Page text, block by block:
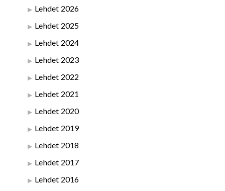
Lehdet 2026
Lehdet 2025
Lehdet 2024
Lehdet 2023
Lehdet 2022
Lehdet 2021
Lehdet 2020
Lehdet 2019
Lehdet 2018
Lehdet 2017
Lehdet 2016